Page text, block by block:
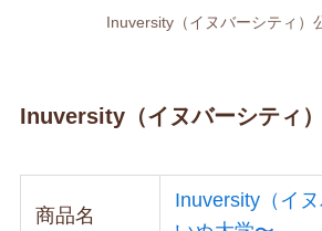
Inuversity（イヌバーシティ）
Inuversity（イヌバーシティ
商品名
Inuversity（イ